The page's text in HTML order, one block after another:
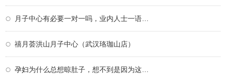
月子中心有必要一对一吗，业内人士一语道破
禧月荟洪山月子中心（武汉珞珈山店）
孕妇为什么总想晾肚子，想不到是因为这个！